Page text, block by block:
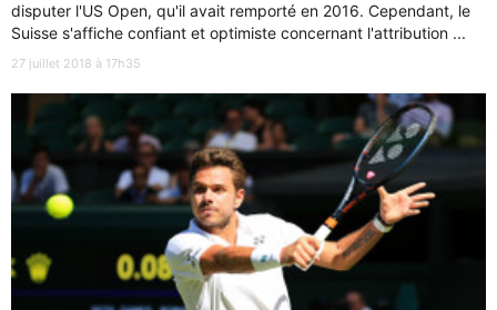
disputer l'US Open, qu'il avait remporté en 2016. Cependant, le
Suisse s'affiche confiant et optimiste concernant l'attribution ...
27 juillet 2018 à 17h35